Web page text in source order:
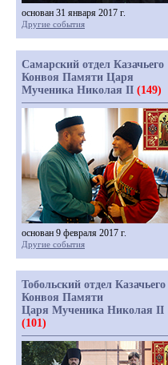
основан 31 января 2017 г.
Другие события
Самарский отдел Казачьего
Конвоя Памяти Царя
Мученика Николая II (149)
основан 9 февраля 2017 г.
Другие события
Тобольский отдел Казачьего
Конвоя Памяти
Царя Мученика Николая II
(101)